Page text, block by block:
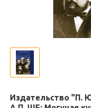
Издательство "П.